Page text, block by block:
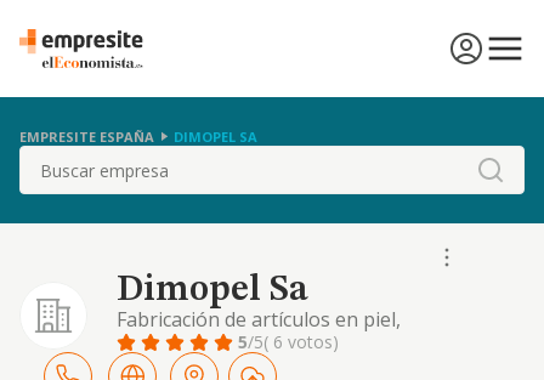
EMPRESITE ESPAÑA DIMOPEL SA
Buscar
Dimopel Sa
Fabricación de artículos en piel,
principalmente bolsos y pequeña
marroquinería.
5/5( 6 votos)